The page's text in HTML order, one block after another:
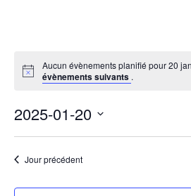
Aucun évènements planifié pour 20
évènements suivants .
2025-01-20
date.Jour précédent